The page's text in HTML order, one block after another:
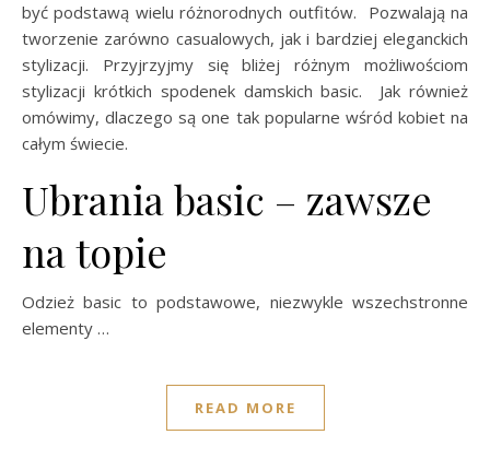
być podstawą wielu różnorodnych outfitów. Pozwalają na
tworzenie zarówno casualowych, jak i bardziej eleganckich
stylizacji. Przyjrzyjmy się bliżej różnym możliwościom
stylizacji krótkich spodenek damskich basic. Jak również
omówimy, dlaczego są one tak popularne wśród kobiet na
całym świecie.
Ubrania basic – zawsze
na topie
Odzież basic to podstawowe, niezwykle wszechstronne
elementy …
READ MORE